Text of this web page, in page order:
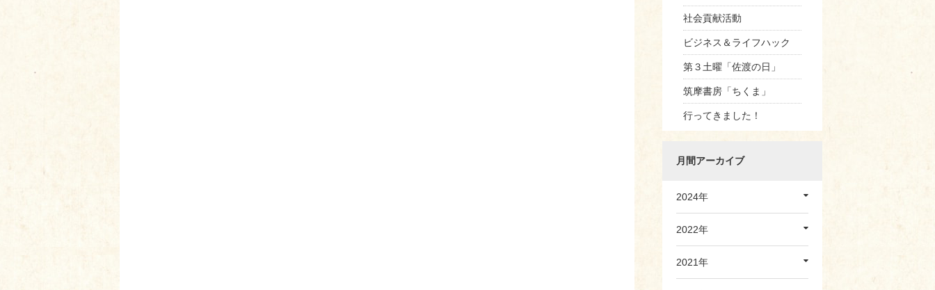
社会貢献活動
ビジネス＆ライフハック
第３土曜「佐渡の日」
筑摩書房「ちくま」
行ってきました！
月間アーカイブ
2024年
2022年
2021年